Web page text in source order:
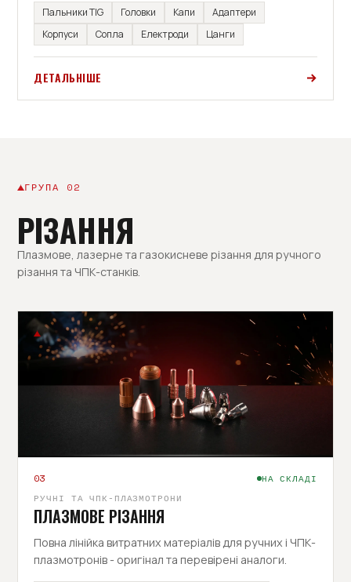
Пальники TIG Головки Капи
Адаптери
Корпуси
Сопла Електроди Цанги
ДЕТАЛЬНІШЕ
ГРУПА 02
РІЗАННЯ
Плазмове, лазерне та газокисневе різання для ручного
різання та ЧПК-станків.
03
НА СКЛАДІ
РУЧНІ ТА ЧПК-ПЛАЗМОТРОНИ
ПЛАЗМОВЕ РІЗАННЯ
Повна лінійка витратних матеріалів для ручних і ЧПК-
плазмотронів - оригінал та перевірені аналоги.